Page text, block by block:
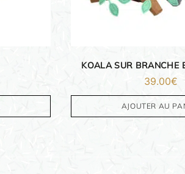
KOALA SUR BRANCHE
39.00€
AJOUTER AU